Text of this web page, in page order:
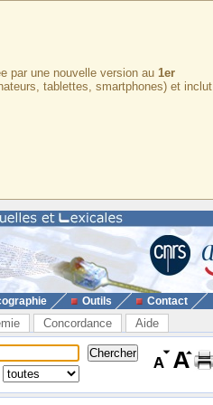
par une nouvelle version au 1er
tablettes, smartphones) et inclut
Outils Contact
Concordance Aide